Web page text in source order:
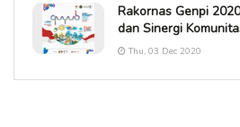
Rakornas Genpi
dan Sinergi
Thu, 03 Dec 2020